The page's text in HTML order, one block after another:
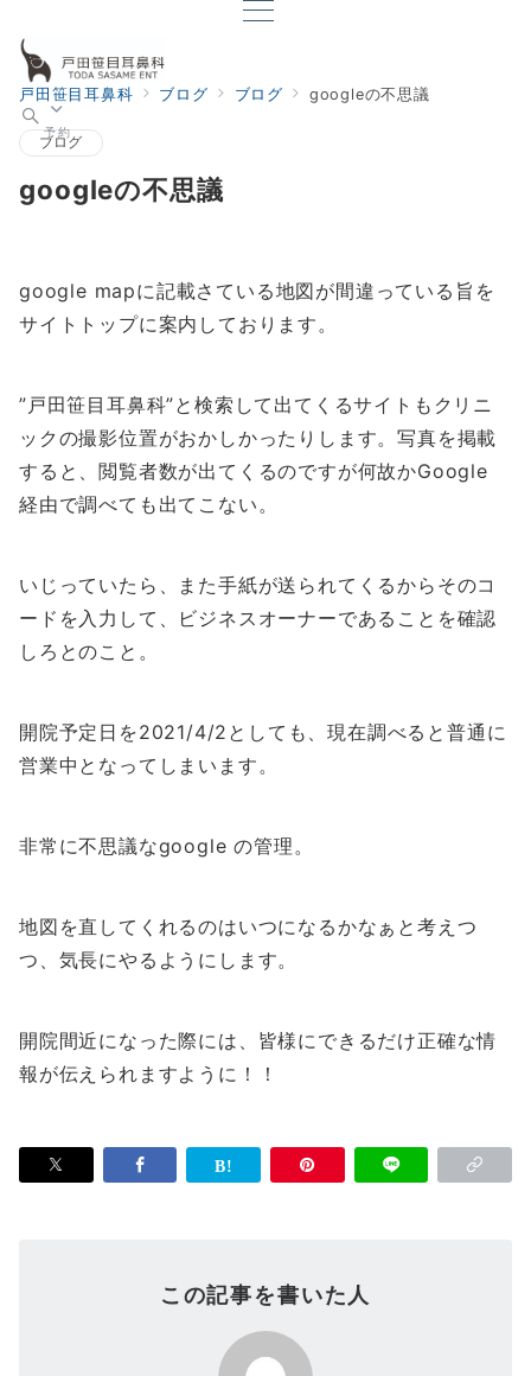
予約
戸田笹目耳鼻科 ブログ ブログ googleの不思議
ブログ
googleの不思議
google mapに記載さている地図が間違っている旨を
サイトトップに案内しております。
”戸田笹目耳鼻科”と検索して出てくるサイトもクリニ
ックの撮影位置がおかしかったりします。写真を掲載
すると、閲覧者数が出てくるのですが何故かGoogle
経由で調べても出てこない。
いじっていたら、また手紙が送られてくるからそのコ
ードを入力して、ビジネスオーナーであることを確認
しろとのこと。
開院予定日を2021/4/2としても、現在調べると普通に
営業中となってしまいます。
非常に不思議なgoogle の管理。
地図を直してくれるのはいつになるかなぁと考えつ
つ、気長にやるようにします。
開院間近になった際には、皆様にできるだけ正確な情
報が伝えられますように！！
この記事を書いた人